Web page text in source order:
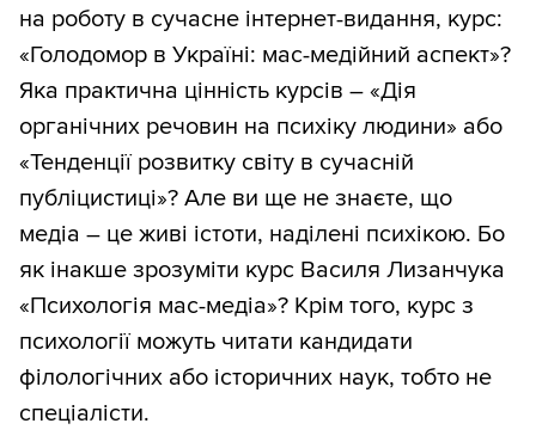
на роботу в сучасне інтернет-видання, курс:
«Голодомор в Україні: мас-медійний аспект»?
Яка практична цінність курсів – «Дія
органічних речовин на психіку людини» або
«Тенденції розвитку світу в сучасній
публіцистиці»? Але ви ще не знаєте, що
медіа – це живі істоти, наділені психікою. Бо
як інакше зрозуміти курс Василя Лизанчука
«Психологія мас-медіа»? Крім того, курс з
психології можуть читати кандидати
філологічних або історичних наук, тобто не
спеціалісти.